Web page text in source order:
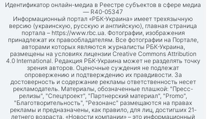
Идентификатор онлайн-медиа в Реестре субъектов в сфере медиа
— R40-05347
Информационный портал «РБК-Украина» имеет трехязычную
версию (украинскую, русскую и английскую), главная страница
портала – https://www.rbc.ua. Фотографии, изображения
принадлежат их правообладателям. Все фотографии на Портале,
авторами которых являются журналисты РБК-Украина,
размещены на условиях лицензии Creative Commons Attribution
4.0 International. Редакция РБК-Украина может не разделять точку
зрения авторов. Оценочные суждения не подлежат
опровержению и подтверждению их правдивости. За
достоверность и содержание рекламы ответственность несет
рекламодатель. Материалы, обозначенные плашкой: "Пресс-
релизы", "Спецпроект", "Партнерский материал", "Promo",
"Благотворительность", "Резонанс" размещаются на правах
рекламы и предназначены, как правило, для лиц, достигших 21-
летнего возраста. «Новости компании» – это информационный